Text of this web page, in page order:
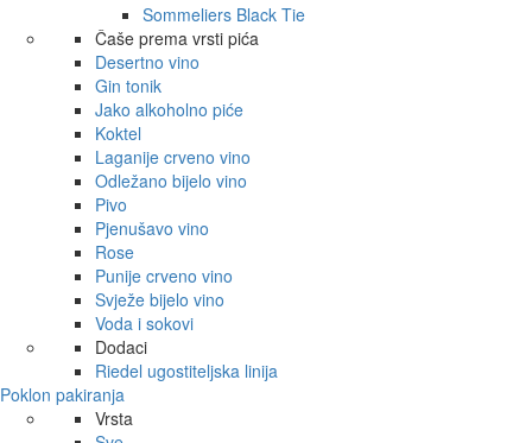
Sommeliers Black Tie
Čaše prema vrsti pića
Desertno vino
Gin tonik
Jako alkoholno piće
Koktel
Laganije crveno vino
Odležano bijelo vino
Pivo
Pjenušavo vino
Rose
Punije crveno vino
Svježe bijelo vino
Voda i sokovi
Dodaci
Riedel ugostiteljska linija
Poklon pakiranja
Vrsta